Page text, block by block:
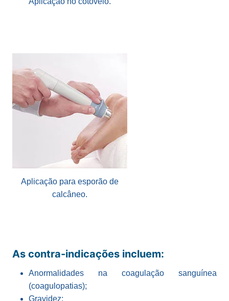
Aplicação para esporão de
calcâneo.
As contra-indicações incluem:
Anormalidades na coagulação sanguínea
(coagulopatias);
Gravidez;